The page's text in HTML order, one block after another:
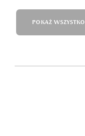
POKAŻ WSZYSTKO